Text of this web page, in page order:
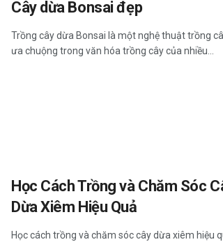
Cây dừa Bonsai đẹp
Trồng cây dừa Bonsai là một nghệ thuật trồng
ưa chuộng trong văn hóa trồng cây của nhiều...
Học Cách Trồng và Chăm Sóc
Dừa Xiêm Hiệu Quả
Học cách trồng và chăm sóc cây dừa xiêm hiệu